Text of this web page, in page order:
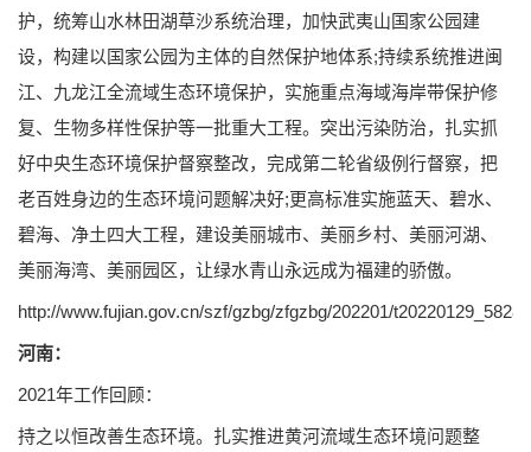
护，统筹山水林田湖草沙系统治理，加快武夷山国家公园建
设，构建以国家公园为主体的自然保护地体系;持续系统推进闽
江、九龙江全流域生态环境保护，实施重点海域海岸带保护修
复、生物多样性保护等一批重大工程。突出污染防治，扎实抓
好中央生态环境保护督察整改，完成第二轮省级例行督察，把
老百姓身边的生态环境问题解决好;更高标准实施蓝天、碧水、
碧海、净土四大工程，建设美丽城市、美丽乡村、美丽河湖、
美丽海湾、美丽园区，让绿水青山永远成为福建的骄傲。
http://www.fujian.gov.cn/szf/gzbg/zfgzbg/202201/
河南：
2021年工作回顾：
持之以恒改善生态环境。扎实推进黄河流域生态环境问题整